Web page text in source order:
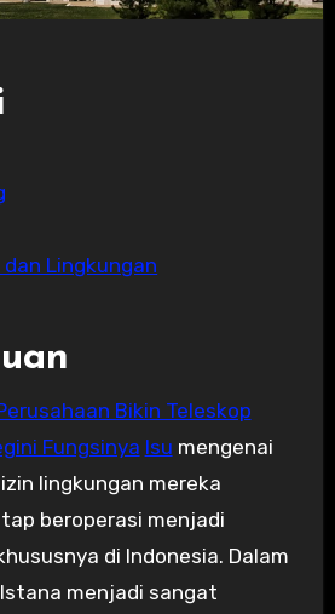
Lingkungan
Bikin Teleskop
Fungsinya Isu mengenai
lingkungan mereka
beroperasi menjadi
di Indonesia. Dalam
menjadi sangat